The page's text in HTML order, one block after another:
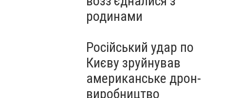
родинами
Російський удар по
Києву зруйнував
американське дрон-
виробництво